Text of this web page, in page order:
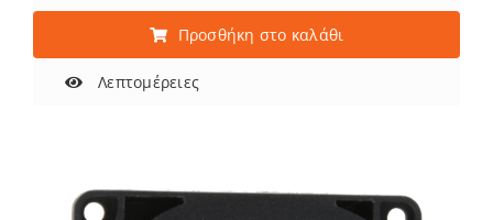
Προσθήκη στο καλάθι
Λεπτομέρειες